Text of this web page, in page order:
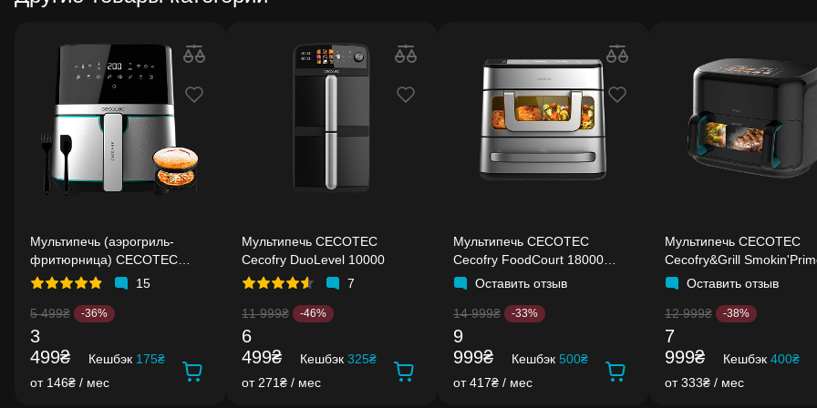
Мультипечь (аэрогриль-
фритюрница) CECOTEC
Cecofry Full Inox 5500 Pro Acc
15
5 499₴ -36%
3
499₴
Кешбэк 175₴
от 146₴ / мес
Мультипечь CECOTEC
Cecofry DuoLevel 10000
7
11 999₴ -46%
6
499₴
Кешбэк 325₴
от 271₴ / мес
Мультипечь CECOTEC
Cecofry FoodCourt 18000
4Pizza+Оставить отзыв
14 999₴ -33%
9
999₴
Кешбэк 500₴
от 417₴ / мес
Мультипечь CECOTEC
Cecofry&Grill
11000Оставить отзыв
12 999₴ -38%
7
999₴
Кешбэк 400₴
от 333₴ / мес